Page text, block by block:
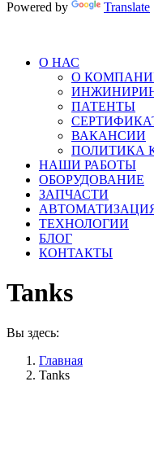
Powered by Translate
О НАС
О
ПАТЕНТЫ
ВАКАНСИИ
ПОЛИТИКА
НАШИ РАБОТЫ
ОБОРУДОВАНИЕ
ЗАПЧАСТИ
ТЕХНОЛОГИИ
БЛОГ
КОНТАКТЫ
Tanks
Вы здесь:
Главная
Tanks